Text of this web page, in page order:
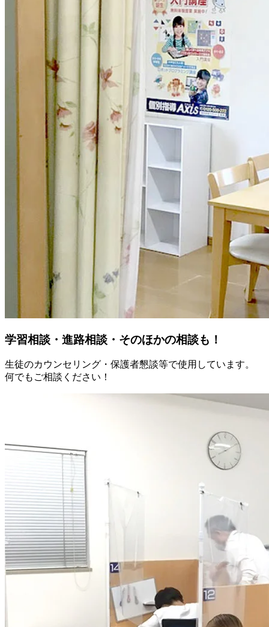
学習相談・進路相談・そのほかの相談も！
生徒のカウンセリング・保護者懇談等で使用しています。
何でもご相談ください！